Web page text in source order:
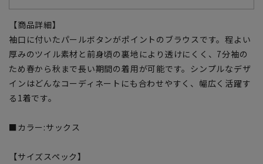
【商品詳細】
袖口に付いたパールボタンがポイントのブラウスです。程よい
厚みのツイル素材と前身頃の裏地により透けにくく、7分袖の
ため春から秋まで長い期間の着用が可能です。シンプルなデザ
インはどんなコーディネートにも合わせやすく、幅広く活躍す
る1着です。
■カラー:サックス
【サイズスペック】